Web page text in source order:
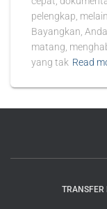
pelengkap,
Bayangkan,
matang,
yang tak Read
TRANSFER